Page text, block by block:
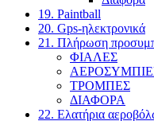
19. Paintball
20. Gps-ηλεκτρονικά
21. Πλήρωση
ΦΙΑΛΕΣ
ΤΡΟΜΠΕΣ
ΔΙΑΦΟΡΑ
22. Ελατήρια